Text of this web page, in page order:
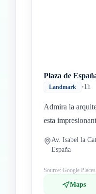
Plaza de
Landmark •1h
Admira la
esta
Av. Isabel la
España
Source: Google Places
Maps